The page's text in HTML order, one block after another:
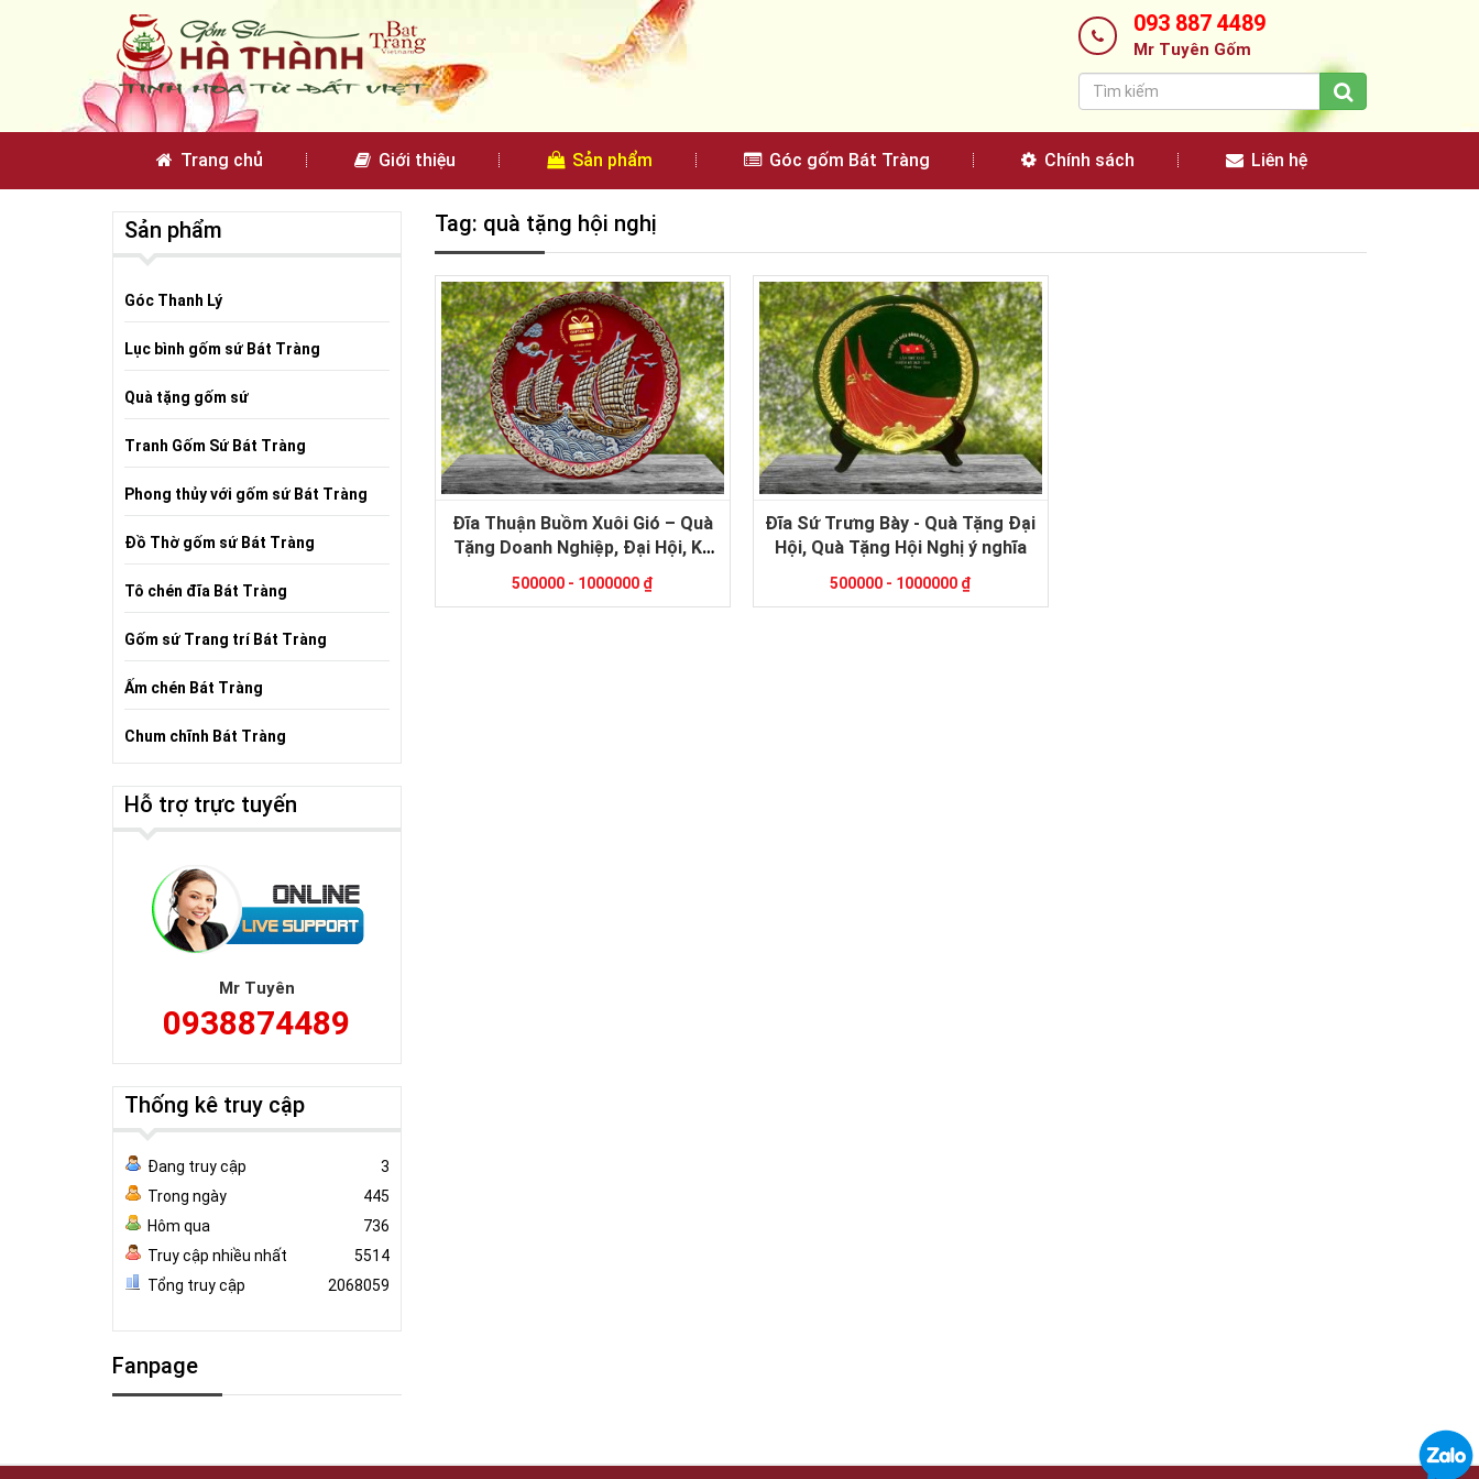
093 887 4489
Mr Tuyên Gốm
Trang chủ Giới thiệu Sản phẩm Góc gốm Bát Tràng Chính sách Liên hệ
Tag: quà tặng hội nghị
Đĩa Thuận Buồm Xuôi Gió – Quà
Tặng Doanh Nghiệp, Đại Hội, Kỷ
Niệm Ý Nghĩa
500000 - 1000000 ₫
Đĩa Sứ Trưng Bày - Quà Tặng Đại
Hội, Quà Tặng Hội Nghị ý nghĩa
500000 - 1000000 ₫
Sản phẩm
Góc Thanh Lý
Lục bình gốm sứ Bát Tràng
Quà tặng gốm sứ
Tranh Gốm Sứ Bát Tràng
Phong thủy với gốm sứ Bát Tràng
Đồ Thờ gốm sứ Bát Tràng
Tô chén đĩa Bát Tràng
Gốm sứ Trang trí Bát Tràng
Ấm chén Bát Tràng
Chum chĩnh Bát Tràng
Hỗ trợ trực tuyến
Mr Tuyên
0938874489
Thống kê truy cập
Đang truy cập
3
Trong ngày
445
Hôm qua
736
Truy cập nhiều nhất
5514
Tổng truy cập
2068059
Fanpage